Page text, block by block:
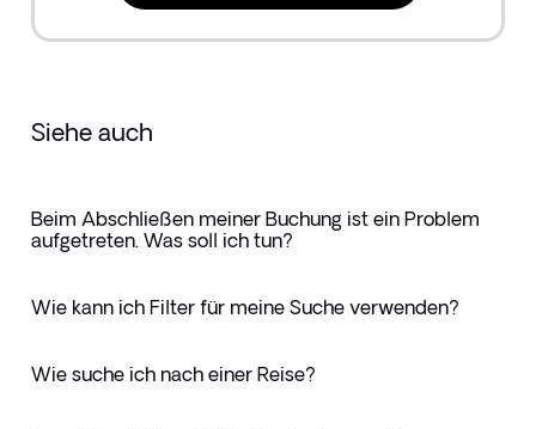
Siehe auch
Beim Abschließen meiner Buchung ist ein Problem
aufgetreten. Was soll ich tun?
Wie kann ich Filter für meine Suche verwenden?
Wie suche ich nach einer Reise?